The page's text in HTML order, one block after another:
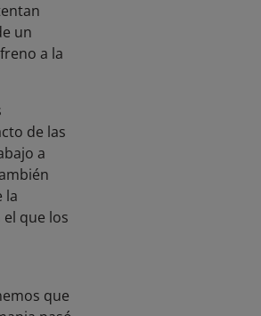
un
a la
de las
a
la
que los
que